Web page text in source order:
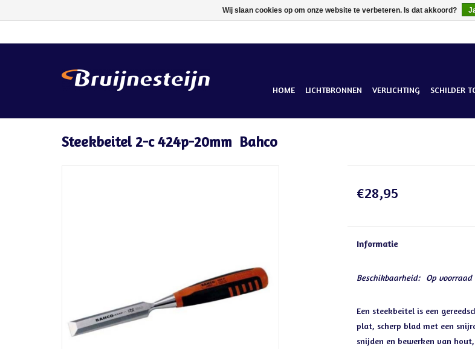
HOME LICHTBRONNEN VERLICHTING SCHILDER
Steekbeitel 2-c 424p-20mm Bahco
€28,95
Informatie
Beschikbaarheid: Op voorraad
Een steekbeitel is een
plat, scherp blad met een
snijden en bewerken van
Wij slaan cookies op om onze website te verbeteren. Is dat akkoord?